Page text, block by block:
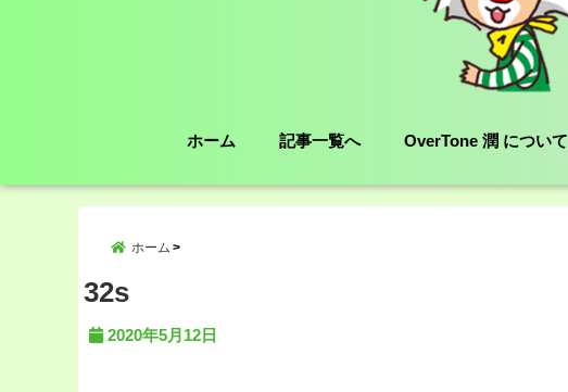
ホーム 記事一覧へ OverTone 潤 について
ホーム
32s
2020年5月12日